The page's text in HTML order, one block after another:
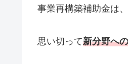
事業再構築補助金は
思い切って新分野へ